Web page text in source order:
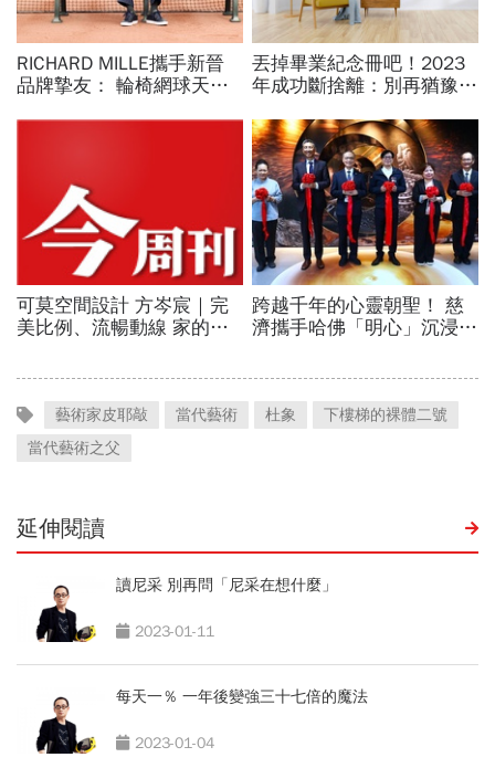
藝術家皮耶敲 當代藝術 杜象
下樓梯的裸體二號
當代藝術之父
延伸閱讀
讀尼采 別再問「尼采在想什麼」
2023-01-11
每天一％ 一年後變強三十七倍的魔法
2023-01-04